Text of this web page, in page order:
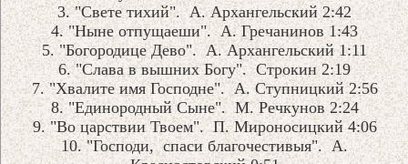
3. "Свете тихий". А. Архангельский 2:42
4. "Ныне отпущаеши". А. Гречанинов 1:43
5. "Богородице Дево". А. Архангельский 1:11
6. "Слава в вышних Богу". Строкин 2:19
7. "Хвалите имя Господне". А. Ступницкий 2:56
8. "Единородный Сыне". М. Речкунов 2:24
9. "Во царствии Твоем". П. Мироносицкий 4:06
10. "Господи, спаси благочестивыя". А.